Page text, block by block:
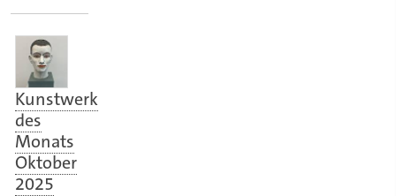
Kunstwerk
des
Monats
Oktober
2025